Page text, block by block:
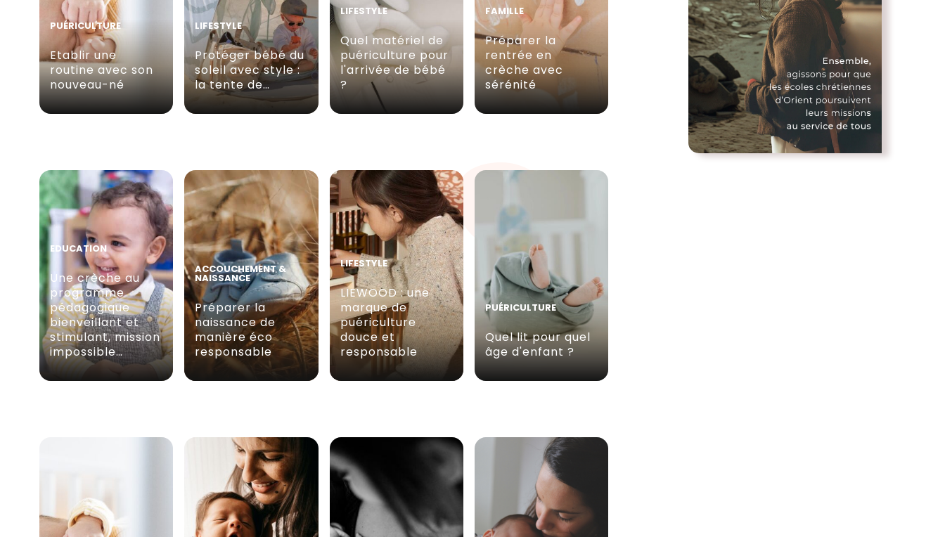
PUÉRICULTURE
Etablir une
routine avec son
nouveau-né
LIFESTYLE
Protéger bébé du
soleil avec style :
la tente de…
LIFESTYLE
Quel matériel de
puériculture pour
l'arrivée de bébé
?
FAMILLE
Préparer la
rentrée en
crèche avec
sérénité
EDUCATION
Une crèche au
programme
pédagogique
bienveillant et
stimulant, mission
impossible…
ACCOUCHEMENT &
NAISSANCE
Préparer la
naissance de
manière éco
responsable
LIFESTYLE
LIEWOOD : une
marque de
puériculture
douce et
responsable
PUÉRICULTURE
Quel lit pour quel
âge d'enfant ?